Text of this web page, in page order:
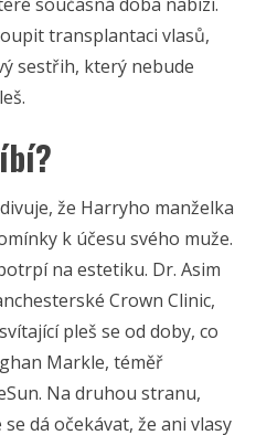
transplantaci vlasů,
sestřih, který nebude
že Harryho manželka
k účesu svého muže.
na estetiku. Dr. Asim
Crown Clinic,
pleš se od doby, co
Markle, téměř
Na druhou stranu,
dá očekávat, že ani vlasy